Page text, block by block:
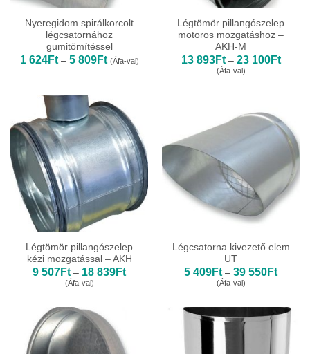
Nyeregidom spirálkorcolt
légcsatornához
gumitömítéssel
1 624Ft – 5 809FtÁrtartomány:
1
809Ft
(Áfa-val)
Légtömör pillangószelep
motoros mozgatáshoz –
AKH-M
13 893Ft – 23 100Ft
(Áfa-val)
Légtömör pillangószelep
kézi mozgatással – AKH
9 507Ft – 18 839FtÁrtartomány:
(Áfa-val)
Légcsatorna kivezető elem
UT
5 409Ft – 39 550Ft
39
550Ft
(Áfa-val)